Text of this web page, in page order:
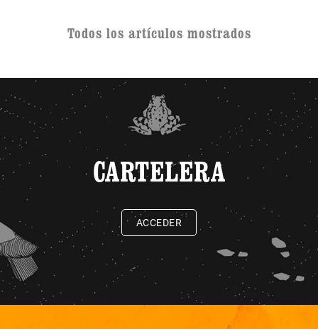
Todos los artículos mostrados
CARTELERA
ACCEDER